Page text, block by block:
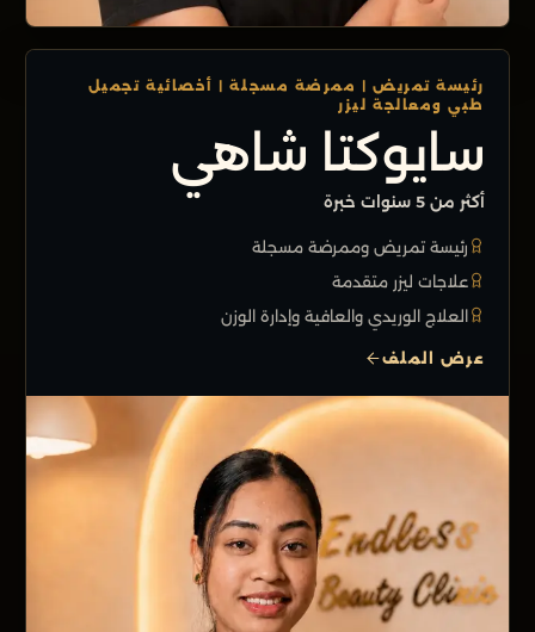
رئيسة تمريض | ممرضة مسجلة | أخصائية تجميل
طبي ومعالجة ليزر
سايوكتا شاهي
أكثر من 5 سنوات خبرة
رئيسة تمريض وممرضة مسجلة
علاجات ليزر متقدمة
العلاج الوريدي والعافية وإدارة الوزن
عرض الملف